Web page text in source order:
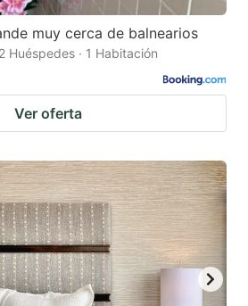
muy cerca de balnearios
Huéspedes · 1 Habitación
Ver oferta